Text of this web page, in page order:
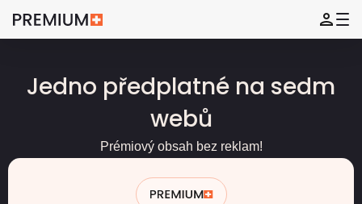
Jedno předplatné na sedm
webů
Prémiový obsah bez reklam!